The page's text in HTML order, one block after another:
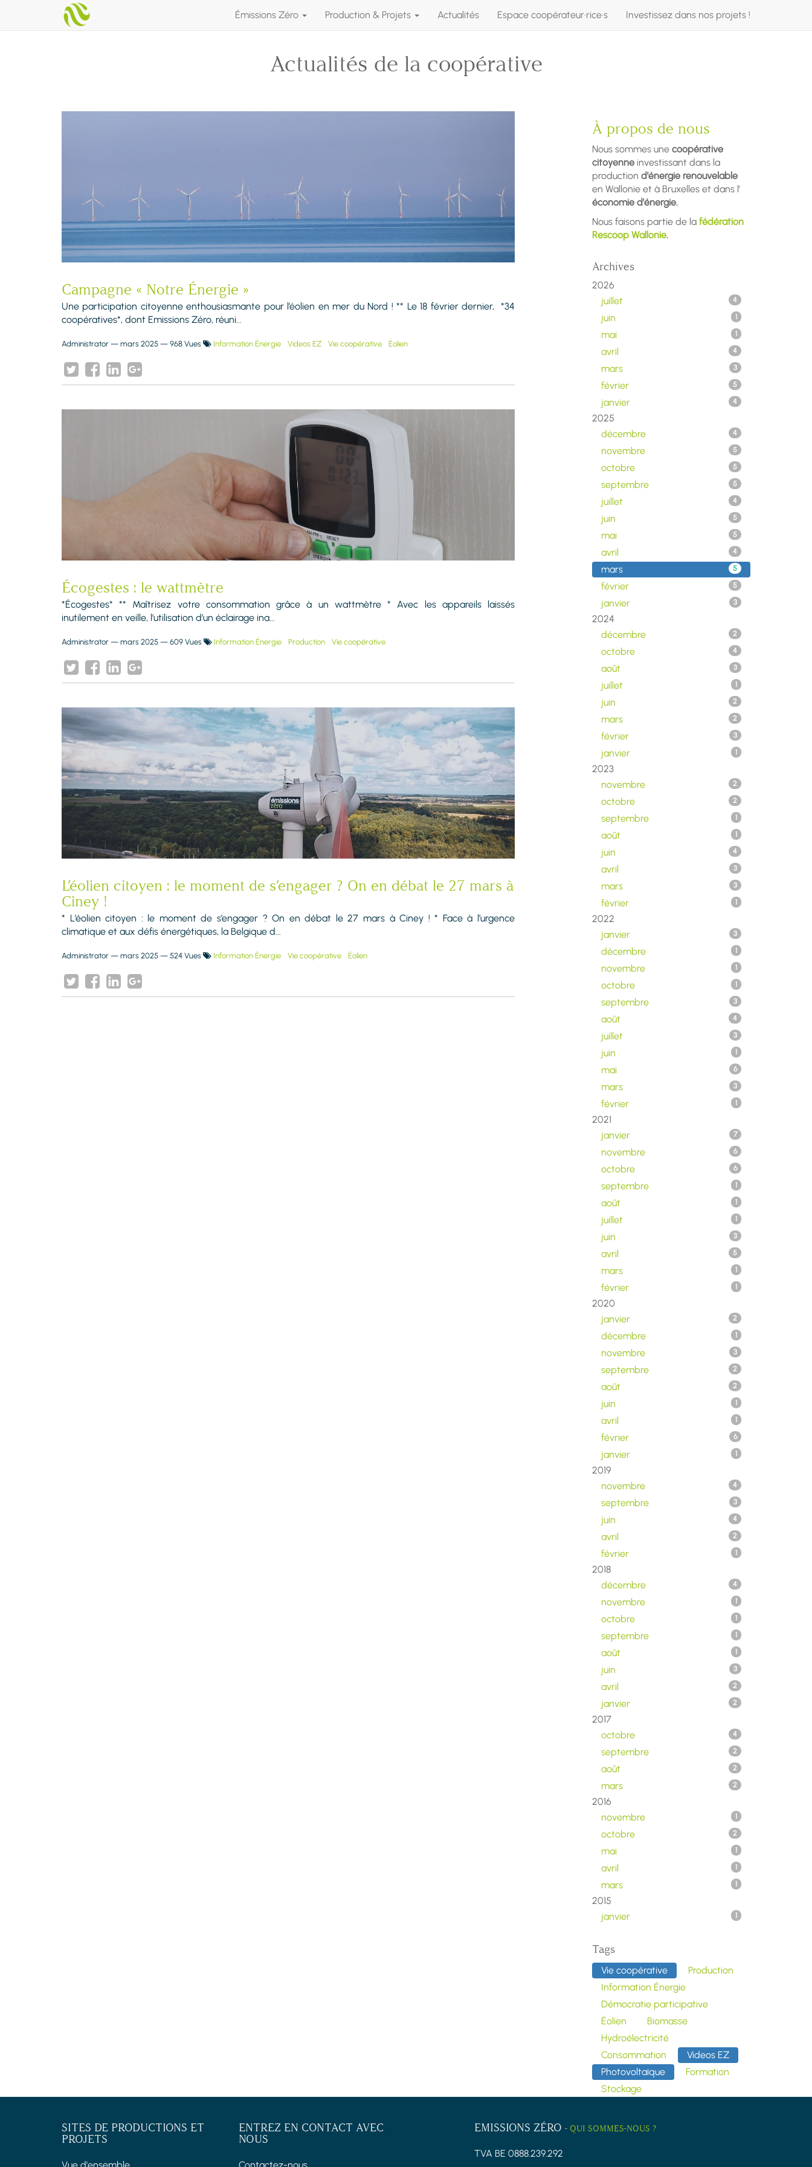
Émissions Zéro Production & Projets Actualités Espace coopérateur·rice·s Investissez dans nos projets !
Actualités de la coopérative
Campagne « Notre Énergie »
Une participation citoyenne enthousiasmante pour l’éolien en mer du Nord ! ** Le 18 février dernier, *34
coopératives*, dont Emissions Zéro, réuni...
Administrator — mars 2025 — 968 Vues Information Énergie Videos EZ Vie coopérative Éolien
Écogestes : le wattmètre
*Écogestes* ** Maîtrisez votre consommation grâce à un wattmètre * Avec les appareils laissés
inutilement en veille, l’utilisation d’un éclairage ina...
Administrator — mars 2025 — 609 Vues Information Énergie Production Vie coopérative
L’éolien citoyen : le moment de s’engager ? On en débat le 27 mars à
Ciney !
* L’éolien citoyen : le moment de s’engager ? On en débat le 27 mars à Ciney ! * Face à l’urgence
climatique et aux défis énergétiques, la Belgique d...
Administrator — mars 2025 — 524 Vues Information Énergie Vie coopérative Éolien
À propos de nous
Nous sommes une coopérative
citoyenne investissant dans la
production d'énergie renouvelable
en Wallonie et à Bruxelles et dans l'
économie d'énergie.
Nous faisons partie de la fédération
Rescoop Wallonie.
Archives
2026
juillet
4
juin 1
mai 1
avril 4
mars 3
février 5
janvier 4
2025
décembre
4
novembre 5
octobre 5
septembre 5
juillet 4
juin 5
mai 5
avril 4
mars 5
février 5
janvier 3
2024
décembre
2
octobre 4
août 3
juillet 1
juin 2
mars 2
février 3
janvier 1
2023
novembre
2
octobre 2
septembre 1
août 1
juin 4
avril 3
mars 3
février 1
2022
janvier
3
décembre 1
novembre 1
octobre 1
septembre 3
août 4
juillet 3
juin 1
mai 6
mars 3
février 1
2021
janvier
7
novembre 6
octobre 6
septembre 1
août 1
juillet 1
juin 3
avril 5
mars 1
février 1
2020
janvier
2
décembre 1
novembre 3
septembre 2
août 2
juin 1
avril 1
février 6
janvier 1
2019
novembre
4
septembre 3
juin 4
avril 2
février 1
2018
décembre
4
novembre 1
octobre 1
septembre 1
août 1
juin 3
avril 2
janvier 2
2017
octobre
4
septembre 2
août 2
mars 2
2016
novembre
1
octobre 2
mai 1
avril 1
mars 1
2015
janvier
1
Tags
Vie coopérative
Production
Information Énergie
Démocratie participative
Éolien
Biomasse
Hydroélectricité
Consommation
Videos EZ
Photovoltaïque
Formation
Stockage
SITES DE PRODUCTIONS ET
PROJETS
ENTREZ EN CONTACT AVEC
NOUS
EMISSIONS ZÉRO - QUI SOMMES-NOUS ?
TVA BE 0888.239.292